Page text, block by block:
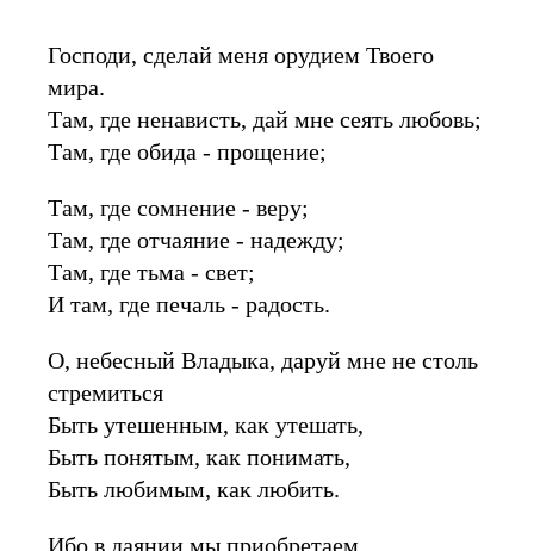
Господи, сделай меня орудием Твоего
мира.
Там, где ненависть, дай мне сеять любовь;
Там, где обида - прощение;
Там, где сомнение - веру;
Там, где отчаяние - надежду;
Там, где тьма - свет;
И там, где печаль - радость.
О, небесный Владыка, даруй мне не столь
стремиться
Быть утешенным, как утешать,
Быть понятым, как понимать,
Быть любимым, как любить.
Ибо в даянии мы приобретаем,